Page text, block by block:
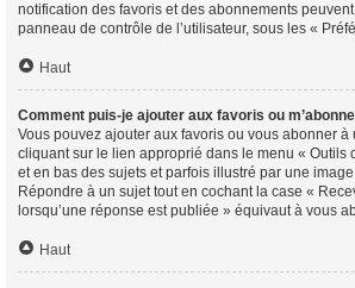
notification des favoris et des abonnements
panneau de contrôle de l’utilisateur, sous les «
Haut
Comment puis-je ajouter aux favoris ou
Vous pouvez ajouter aux favoris ou vous abonner à
cliquant sur le lien approprié dans le menu « Outils
et en bas des sujets et parfois illustré par une
Répondre à un sujet tout en cochant la case «
lorsqu’une réponse est publiée » équivaut à vous
Haut